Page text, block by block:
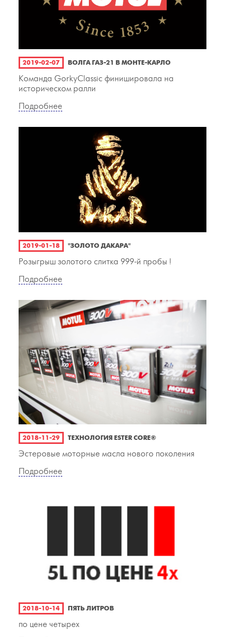
2019-02-07 ВОЛГА ГАЗ-21 В МОНТЕ-КАРЛО
Команда GorkyClassic финишировала на
историческом ралли
Подробнее
2019-01-18 "ЗОЛОТО ДАКАРА"
Розыгрыш золотого слитка 999-й пробы !
Подробнее
2018-11-29 ТЕХНОЛОГИЯ ESTER CORE®
Эстеровые моторные масла нового поколения
Подробнее
2018-10-14 ПЯТЬ ЛИТРОВ
по цене четырех